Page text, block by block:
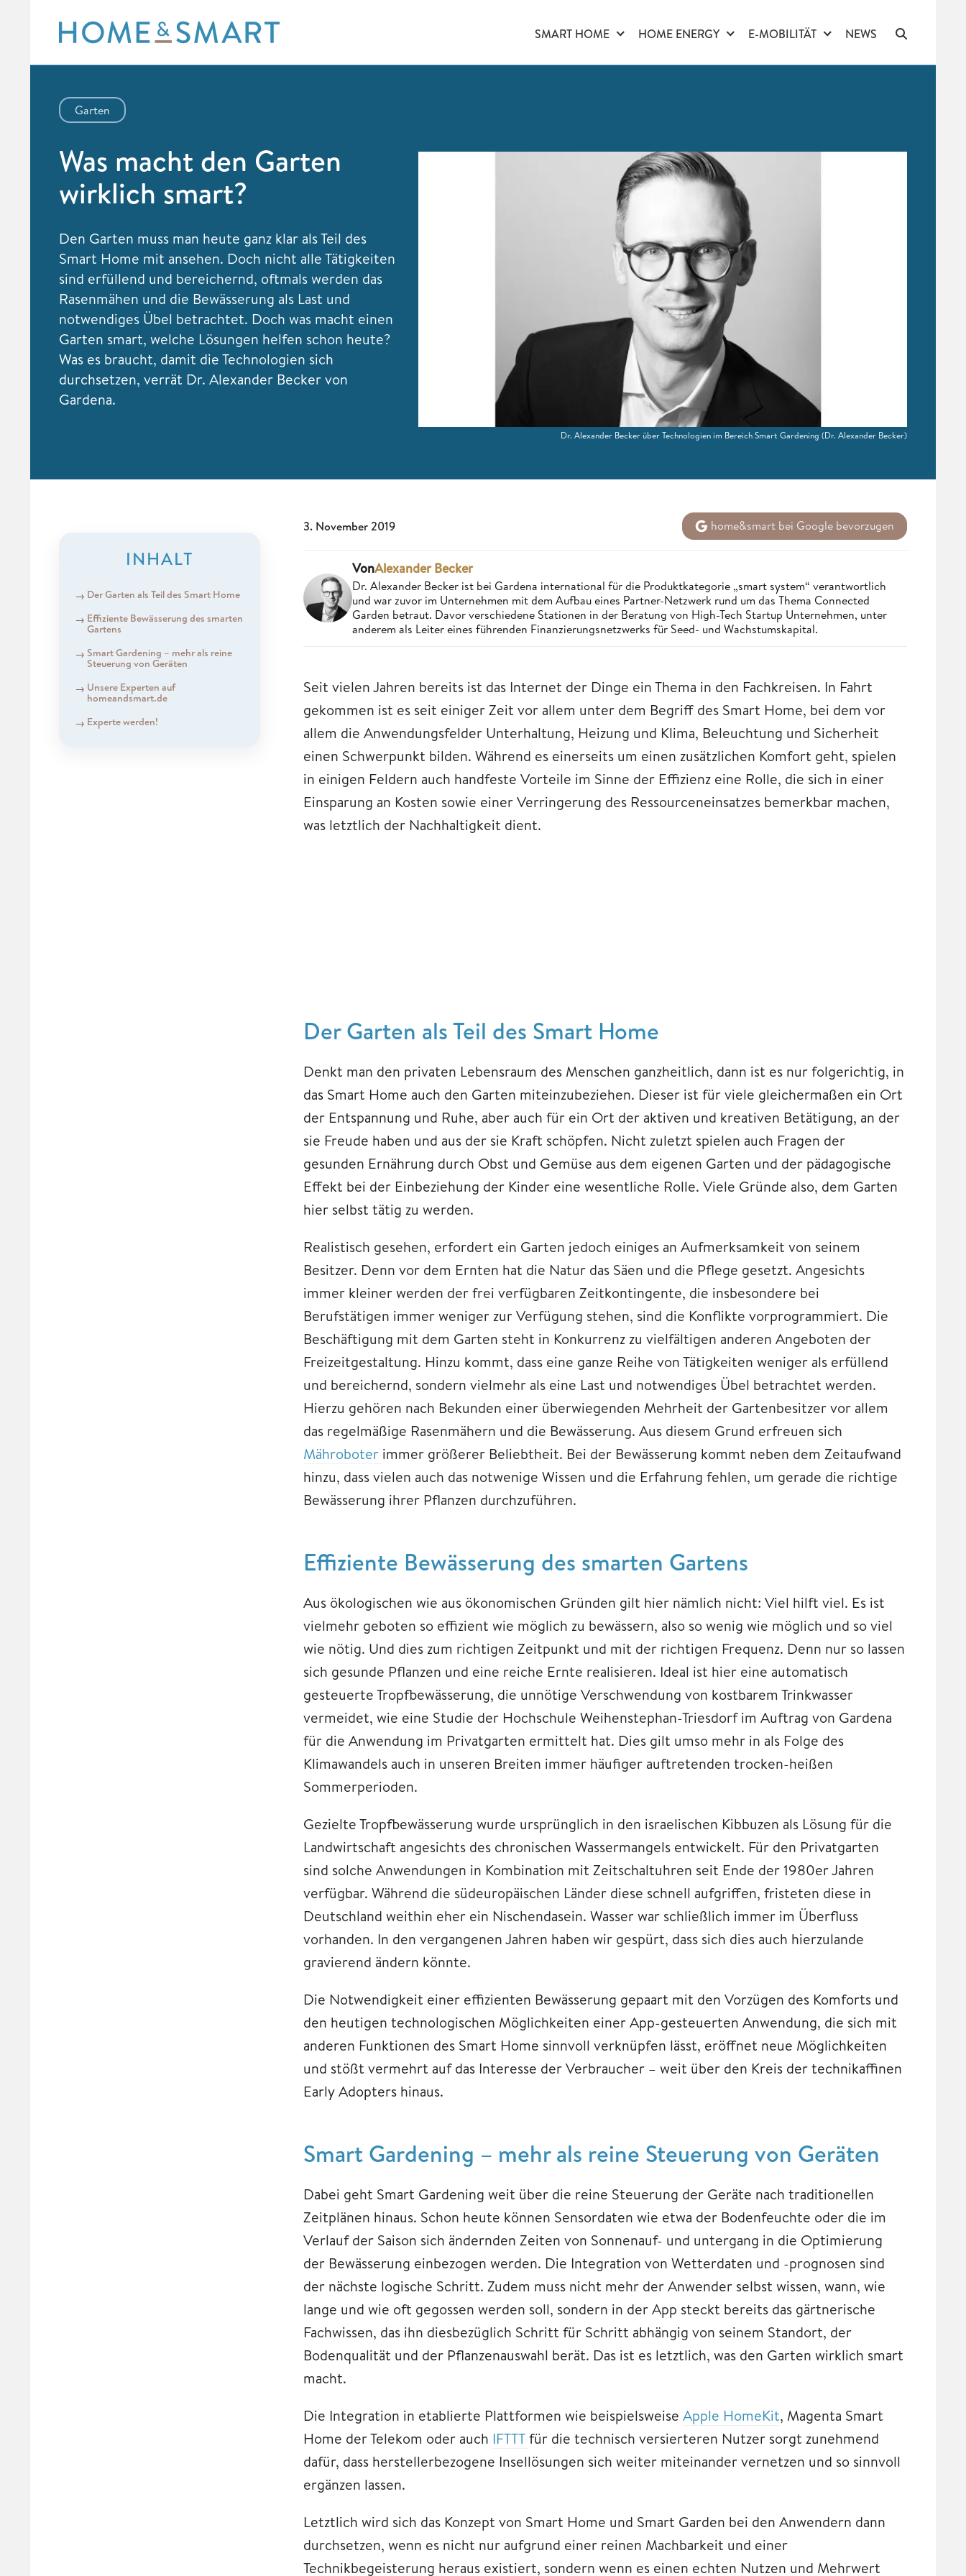
content
SMART HOME HOME ENERGY E-MOBILITÄT NEWS
Garten
Was macht den Garten
wirklich smart?
Den Garten muss man heute ganz klar als Teil des
Smart Home mit ansehen. Doch nicht alle Tätigkeiten
sind erfüllend und bereichernd, oftmals werden das
Rasenmähen und die Bewässerung als Last und
notwendiges Übel betrachtet. Doch was macht einen
Garten smart, welche Lösungen helfen schon heute?
Was es braucht, damit die Technologien sich
durchsetzen, verrät Dr. Alexander Becker von
Gardena.
Dr. Alexander Becker über Technologien im Bereich Smart Gardening (Dr. Alexander Becker)
INHALT
Der Garten als Teil des Smart Home
Effiziente Bewässerung des smarten
Gartens
Smart Gardening – mehr als reine
Steuerung von Geräten
Unsere Experten auf
homeandsmart.de
Experte werden!
3. November 2019 home&smart bei Google bevorzugen
VonAlexander Becker
Dr. Alexander Becker ist bei Gardena international für die Produktkategorie „smart system“ verantwortlich
und war zuvor im Unternehmen mit dem Aufbau eines Partner-Netzwerk rund um das Thema Connected
Garden betraut. Davor verschiedene Stationen in der Beratung von High-Tech Startup Unternehmen, unter
anderem als Leiter eines führenden Finanzierungsnetzwerks für Seed- und Wachstumskapital.
Seit vielen Jahren bereits ist das Internet der Dinge ein Thema in den Fachkreisen. In Fahrt
gekommen ist es seit einiger Zeit vor allem unter dem Begriff des Smart Home, bei dem vor
allem die Anwendungsfelder Unterhaltung, Heizung und Klima, Beleuchtung und Sicherheit
einen Schwerpunkt bilden. Während es einerseits um einen zusätzlichen Komfort geht, spielen
in einigen Feldern auch handfeste Vorteile im Sinne der Effizienz eine Rolle, die sich in einer
Einsparung an Kosten sowie einer Verringerung des Ressourceneinsatzes bemerkbar machen,
was letztlich der Nachhaltigkeit dient.
Der Garten als Teil des Smart Home
Denkt man den privaten Lebensraum des Menschen ganzheitlich, dann ist es nur folgerichtig, in
das Smart Home auch den Garten miteinzubeziehen. Dieser ist für viele gleichermaßen ein Ort
der Entspannung und Ruhe, aber auch für ein Ort der aktiven und kreativen Betätigung, an der
sie Freude haben und aus der sie Kraft schöpfen. Nicht zuletzt spielen auch Fragen der
gesunden Ernährung durch Obst und Gemüse aus dem eigenen Garten und der pädagogische
Effekt bei der Einbeziehung der Kinder eine wesentliche Rolle. Viele Gründe also, dem Garten
hier selbst tätig zu werden.
Realistisch gesehen, erfordert ein Garten jedoch einiges an Aufmerksamkeit von seinem
Besitzer. Denn vor dem Ernten hat die Natur das Säen und die Pflege gesetzt. Angesichts
immer kleiner werden der frei verfügbaren Zeitkontingente, die insbesondere bei
Berufstätigen immer weniger zur Verfügung stehen, sind die Konflikte vorprogrammiert. Die
Beschäftigung mit dem Garten steht in Konkurrenz zu vielfältigen anderen Angeboten der
Freizeitgestaltung. Hinzu kommt, dass eine ganze Reihe von Tätigkeiten weniger als erfüllend
und bereichernd, sondern vielmehr als eine Last und notwendiges Übel betrachtet werden.
Hierzu gehören nach Bekunden einer überwiegenden Mehrheit der Gartenbesitzer vor allem
das regelmäßige Rasenmähern und die Bewässerung. Aus diesem Grund erfreuen sich
Mähroboter immer größerer Beliebtheit. Bei der Bewässerung kommt neben dem Zeitaufwand
hinzu, dass vielen auch das notwenige Wissen und die Erfahrung fehlen, um gerade die richtige
Bewässerung ihrer Pflanzen durchzuführen.
Effiziente Bewässerung des smarten Gartens
Aus ökologischen wie aus ökonomischen Gründen gilt hier nämlich nicht: Viel hilft viel. Es ist
vielmehr geboten so effizient wie möglich zu bewässern, also so wenig wie möglich und so viel
wie nötig. Und dies zum richtigen Zeitpunkt und mit der richtigen Frequenz. Denn nur so lassen
sich gesunde Pflanzen und eine reiche Ernte realisieren. Ideal ist hier eine automatisch
gesteuerte Tropfbewässerung, die unnötige Verschwendung von kostbarem Trinkwasser
vermeidet, wie eine Studie der Hochschule Weihenstephan-Triesdorf im Auftrag von Gardena
für die Anwendung im Privatgarten ermittelt hat. Dies gilt umso mehr in als Folge des
Klimawandels auch in unseren Breiten immer häufiger auftretenden trocken-heißen
Sommerperioden.
Gezielte Tropfbewässerung wurde ursprünglich in den israelischen Kibbuzen als Lösung für die
Landwirtschaft angesichts des chronischen Wassermangels entwickelt. Für den Privatgarten
sind solche Anwendungen in Kombination mit Zeitschaltuhren seit Ende der 1980er Jahren
verfügbar. Während die südeuropäischen Länder diese schnell aufgriffen, fristeten diese in
Deutschland weithin eher ein Nischendasein. Wasser war schließlich immer im Überfluss
vorhanden. In den vergangenen Jahren haben wir gespürt, dass sich dies auch hierzulande
gravierend ändern könnte.
Die Notwendigkeit einer effizienten Bewässerung gepaart mit den Vorzügen des Komforts und
den heutigen technologischen Möglichkeiten einer App-gesteuerten Anwendung, die sich mit
anderen Funktionen des Smart Home sinnvoll verknüpfen lässt, eröffnet neue Möglichkeiten
und stößt vermehrt auf das Interesse der Verbraucher – weit über den Kreis der technikaffinen
Early Adopters hinaus.
Smart Gardening – mehr als reine Steuerung von Geräten
Dabei geht Smart Gardening weit über die reine Steuerung der Geräte nach traditionellen
Zeitplänen hinaus. Schon heute können Sensordaten wie etwa der Bodenfeuchte oder die im
Verlauf der Saison sich ändernden Zeiten von Sonnenauf- und untergang in die Optimierung
der Bewässerung einbezogen werden. Die Integration von Wetterdaten und -prognosen sind
der nächste logische Schritt. Zudem muss nicht mehr der Anwender selbst wissen, wann, wie
lange und wie oft gegossen werden soll, sondern in der App steckt bereits das gärtnerische
Fachwissen, das ihn diesbezüglich Schritt für Schritt abhängig von seinem Standort, der
Bodenqualität und der Pflanzenauswahl berät. Das ist es letztlich, was den Garten wirklich smart
macht.
Die Integration in etablierte Plattformen wie beispielsweise Apple HomeKit, Magenta Smart
Home der Telekom oder auch IFTTTfür die technisch versierteren Nutzer sorgt zunehmend
dafür, dass herstellerbezogene Insellösungen sich weiter miteinander vernetzen und so sinnvoll
ergänzen lassen.
Letztlich wird sich das Konzept von Smart Home und Smart Garden bei den Anwendern dann
durchsetzen, wenn es nicht nur aufgrund einer reinen Machbarkeit und einer
Technikbegeisterung heraus existiert, sondern wenn es einen echten Nutzen und Mehrwert